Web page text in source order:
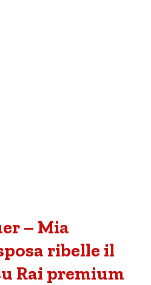
– Mia
ribelle il
Rai premium